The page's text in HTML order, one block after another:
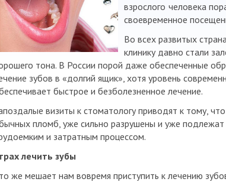
взрослого человека
своевременное
Во всех развитых
клинику давно стали
тона. В России порой даже обеспеченные
зубов в «долгий ящик», хотя уровень
быстрое и безболезненное лечение.
визиты к стоматологу приводят к тому,
пломб, уже сильно разрушены и уже
и затратным процессом.
лечить зубы
же мешает нам вовремя приступить к лечению